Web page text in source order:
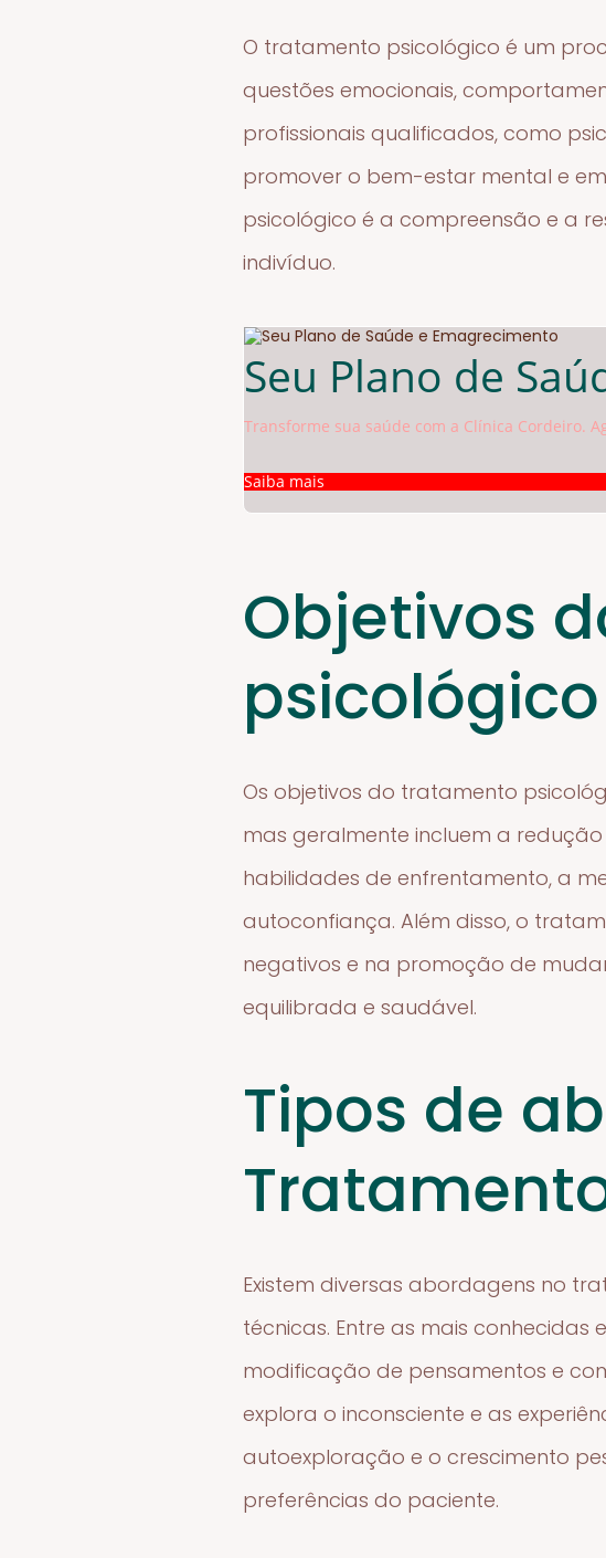
O tratamento psicológico é um
questões emocionais,
profissionais qualificados, como
promover o bem-estar mental e
psicológico é a compreensão e a
indivíduo.
Seu Plano de
Transforme sua saúde com a Clínica Cordeiro.
Saiba mais
Objetivos
psicológico
Os objetivos do tratamento
mas geralmente incluem a
habilidades de enfrentamento, a
autoconfiança. Além disso, o
negativos e na promoção de
equilibrada e saudável.
Tipos de
Existem diversas abordagens no
técnicas. Entre as mais
modificação de pensamentos e
explora o inconsciente e as
autoexploração e o crescimento
preferências do paciente.